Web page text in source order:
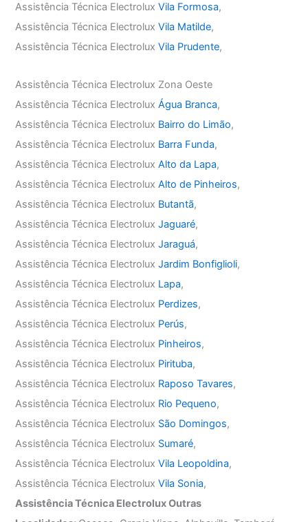
Assistência Técnica ElectroluxVila Formosa,
Assistência Técnica ElectroluxVila Matilde,
Assistência Técnica ElectroluxVila Prudente,
Assistência Técnica Electrolux Zona Oeste
Assistência Técnica ElectroluxÁgua Branca,
Assistência Técnica Electrolux Bairro do Limão,
Assistência Técnica Electrolux Barra Funda,
Assistência Técnica ElectroluxAlto da Lapa,
Assistência Técnica ElectroluxAlto de Pinheiros,
Assistência Técnica Electrolux Butantã,
Assistência Técnica ElectroluxJaguaré,
Assistência Técnica ElectroluxJaraguá,
Assistência Técnica ElectroluxJardim Bonfiglioli,
Assistência Técnica Electrolux Lapa,
Assistência Técnica Electrolux Perdizes,
Assistência Técnica Electrolux Perús,
Assistência Técnica Electrolux Pinheiros,
Assistência Técnica Electrolux Pirituba,
Assistência Técnica Electrolux Raposo Tavares,
Assistência Técnica Electrolux Rio Pequeno,
Assistência Técnica Electrolux São Domingos,
Assistência Técnica Electrolux Sumaré,
Assistência Técnica ElectroluxVila Leopoldina,
Assistência Técnica ElectroluxVila Sonia,
Assistência Técnica Electrolux Outras